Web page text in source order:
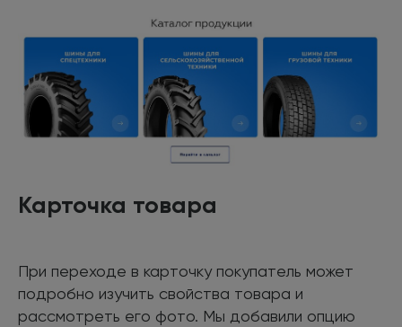
Карточка товара
При переходе в карточку покупатель может
подробно изучить свойства товара и
рассмотреть его фото. Мы добавили опцию